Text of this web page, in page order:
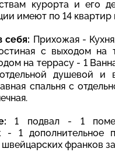
курорта и его
имеют по 14 квартир
себя: Прихожая -
с выходом на
на террасу - 1
душевой и
спальня с
1 подвал - 1
- 1 дополнительное
франков